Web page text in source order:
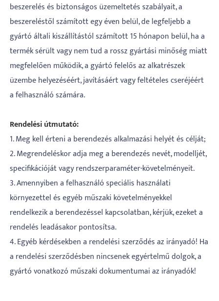
beszerelés és biztonságos üzemeltetés szabályait, a
beszereléstől számított egy éven belül, de legfeljebb a
gyártó általi kiszállítástól számított 15 hónapon belül, ha a
termék sérült vagy nem tud a rossz gyártási minőség miatt
megfelelően működik, a gyártó felelős az alkatrészek
üzembe helyezéséért, javításáért vagy feltételes cseréjéért
a felhasználó számára.
Rendelési útmutató:
1. Meg kell érteni a berendezés alkalmazási helyét és célját;
2. Megrendeléskor adja meg a berendezés nevét, modelljét,
specifikációját vagy rendszerparaméter-követelményeit.
3. Amennyiben a felhasználó speciális használati
környezettel és egyéb műszaki követelményekkel
rendelkezik a berendezéssel kapcsolatban, kérjük, ezeket a
rendelés leadásakor pontosítsa.
4. Egyéb kérdésekben a rendelési szerződés az irányadó! Ha
a rendelési szerződésben nincsenek egyértelmű dolgok, a
gyártó vonatkozó műszaki dokumentumai az irányadók!